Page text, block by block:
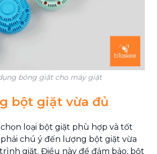
bóng giặt cho máy giặt
bột giặt vừa đủ
chọn loại bột giặt phù hợp và tốt
chú ý đến lượng bột giặt vừa
giặt. Điều này để đảm bảo, bột